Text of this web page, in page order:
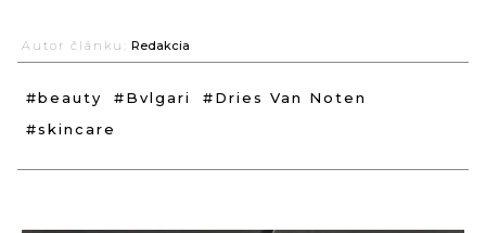
Autor článku: Redakcia
#beauty #Bvlgari
#Dries Van Noten
#skincare